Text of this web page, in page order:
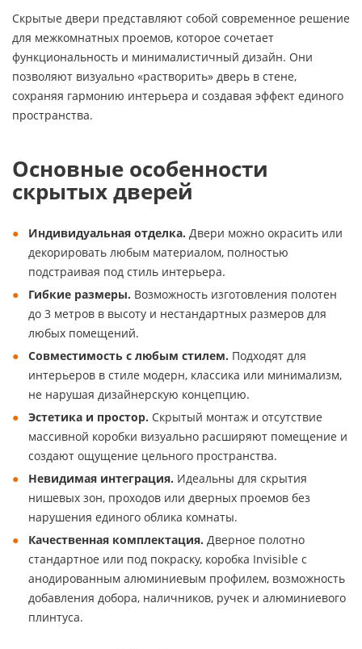
Скрытые двери представляют собой современное решение
для межкомнатных проемов, которое сочетает
функциональность и минималистичный дизайн. Они
позволяют визуально «растворить» дверь в стене,
сохраняя гармонию интерьера и создавая эффект единого
пространства.
Основные особенности
скрытых дверей
Индивидуальная отделка. Двери можно окрасить или
декорировать любым материалом, полностью
подстраивая под стиль интерьера.
Гибкие размеры. Возможность изготовления полотен
до 3 метров в высоту и нестандартных размеров для
любых помещений.
Совместимость с любым стилем. Подходят для
интерьеров в стиле модерн, классика или минимализм,
не нарушая дизайнерскую концепцию.
Эстетика и простор. Скрытый монтаж и отсутствие
массивной коробки визуально расширяют помещение и
создают ощущение цельного пространства.
Невидимая интеграция. Идеальны для скрытия
нишевых зон, проходов или дверных проемов без
нарушения единого облика комнаты.
Качественная комплектация. Дверное полотно
стандартное или под покраску, коробка Invisible с
анодированным алюминиевым профилем, возможность
добавления добора, наличников, ручек и алюминиевого
плинтуса.